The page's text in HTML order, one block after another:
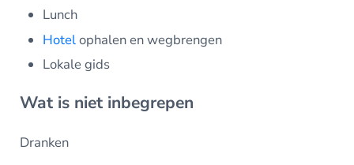
Lunch
Hotelophalen en wegbrengen
Lokale gids
Wat is niet inbegrepen
Dranken